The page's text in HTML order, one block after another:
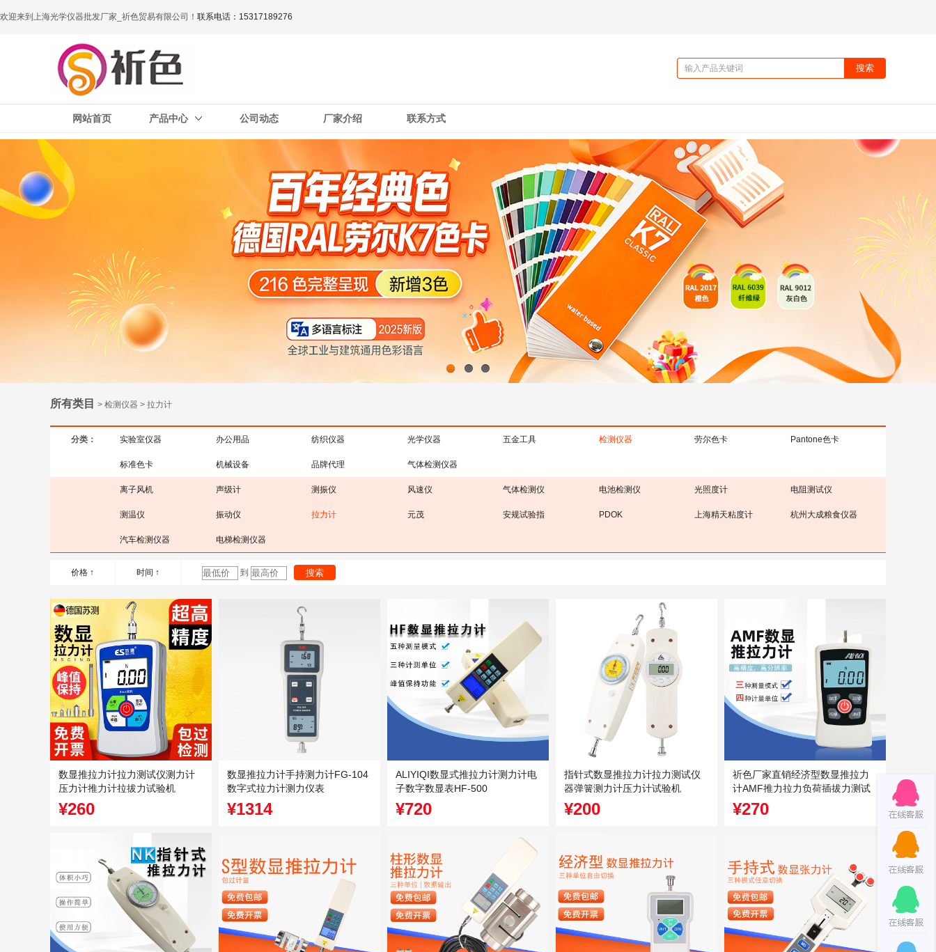
欢迎来到上海光学仪器批发厂家_祈色贸易有限公司！ 联系电话：15317189276
网站首页 产品中心 公司动态 厂家介绍 联系方式
所有类目 > 检测仪器 > 拉力计
分类： 实验室仪器 办公用品 纺织仪器 光学仪器 五金工具 检测仪器 劳尔色卡 Pantone色卡
标准色卡 机械设备 品牌代理 气体检测仪器
离子风机 声级计 测振仪 风速仪 气体检测仪 电池检测仪 光照度计 电阻测试仪
测温仪 振动仪 拉力计 元茂 安规试验指 PDOK 上海精天粘度计 杭州大成粮食仪器
汽车检测仪器 电梯检测仪器
价格 ↑ 时间 ↑ 到
数显推拉力计拉力测试仪测力计
压力计推力计拉拔力试验机
¥260
数显推拉力计手持测力计FG-104
数字式拉力计测力仪表
¥1314
ALIYIQI数显式推拉力计测力计电
子数字数显表HF-500
¥720
指针式数显推拉力计拉力测试仪
器弹簧测力计压力计试验机
¥200
祈色厂家直销经济型数显推拉力
计AMF推力拉力负荷插拔力测试
¥270